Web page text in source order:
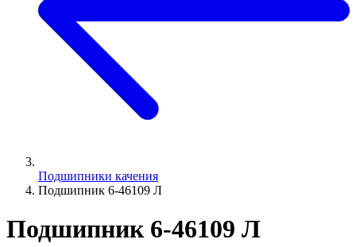
Подшипники качения
Подшипник 6-46109 Л
Подшипник 6-46109 Л